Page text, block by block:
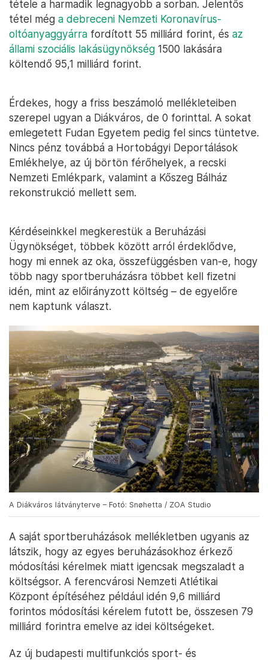
tétele a harmadik legnagyobb a sorban. Jelentős
tétel még a debreceni Nemzeti Koronavírus-
oltóanyaggyárra fordított 55 milliárd forint, és az
állami szociális lakásügynökség 1500 lakására
költendő 95,1 milliárd forint.
Érdekes, hogy a friss beszámoló mellékleteiben
szerepel ugyan a Diákváros, de 0 forinttal. A sokat
emlegetett Fudan Egyetem pedig fel sincs tüntetve.
Nincs pénz továbbá a Hortobágyi Deportálások
Emlékhelye, az új börtön férőhelyek, a recski
Nemzeti Emlékpark, valamint a Kőszeg Bálház
rekonstrukció mellett sem.
Kérdéseinkkel megkerestük a Beruházási
Ügynökséget, többek között arról érdeklődve,
hogy mi ennek az oka, összefüggésben van-e, hogy
több nagy sportberuházásra többet kell fizetni
idén, mint az előirányzott költség – de egyelőre
nem kaptunk választ.
A Diákváros látványterve – Fotó: Snøhetta / ZOA Studio
A saját sportberuházások mellékletben ugyanis az
látszik, hogy az egyes beruházásokhoz érkező
módosítási kérelmek miatt igencsak megszaladt a
költségsor. A ferencvárosi Nemzeti Atlétikai
Központ építéséhez például idén 9,6 milliárd
forintos módosítási kérelem futott be, összesen 79
milliárd forintra emelve az idei költségeket.
Az új budapesti multifunkciós sport- és